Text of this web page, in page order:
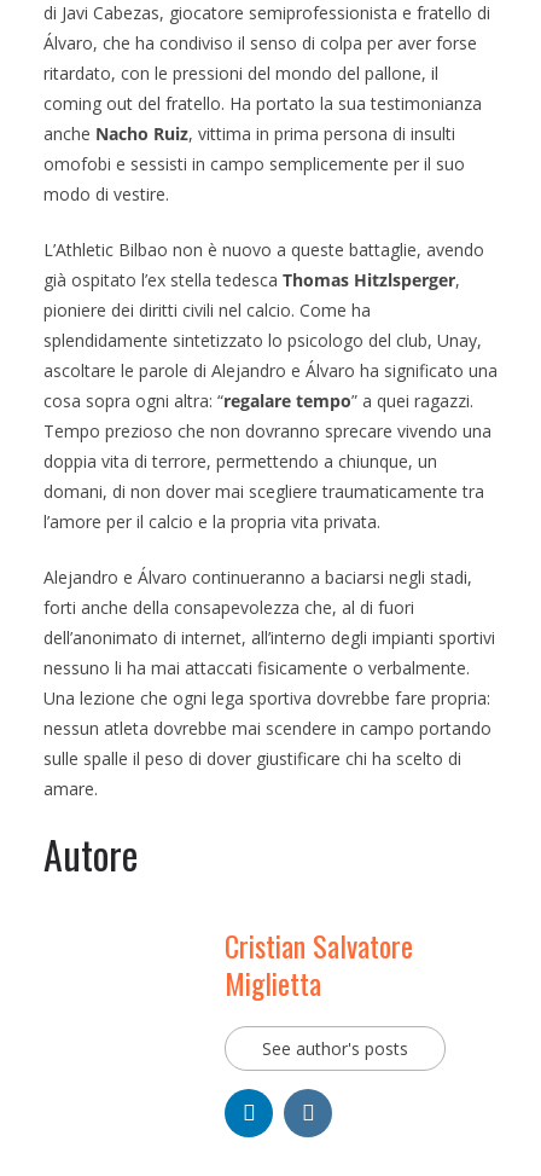
di Javi Cabezas, giocatore semiprofessionista e fratello di
Álvaro, che ha condiviso il senso di colpa per aver forse
ritardato, con le pressioni del mondo del pallone, il
coming out del fratello. Ha portato la sua testimonianza
anche Nacho Ruiz, vittima in prima persona di insulti
omofobi e sessisti in campo semplicemente per il suo
modo di vestire.
L’Athletic Bilbao non è nuovo a queste battaglie, avendo
già ospitato l’ex stella tedesca Thomas Hitzlsperger,
pioniere dei diritti civili nel calcio. Come ha
splendidamente sintetizzato lo psicologo del club, Unay,
ascoltare le parole di Alejandro e Álvaro ha significato una
cosa sopra ogni altra: “regalare tempo” a quei ragazzi.
Tempo prezioso che non dovranno sprecare vivendo una
doppia vita di terrore, permettendo a chiunque, un
domani, di non dover mai scegliere traumaticamente tra
l’amore per il calcio e la propria vita privata.
Alejandro e Álvaro continueranno a baciarsi negli stadi,
forti anche della consapevolezza che, al di fuori
dell’anonimato di internet, all’interno degli impianti sportivi
nessuno li ha mai attaccati fisicamente o verbalmente.
Una lezione che ogni lega sportiva dovrebbe fare propria:
nessun atleta dovrebbe mai scendere in campo portando
sulle spalle il peso di dover giustificare chi ha scelto di
amare.
Autore
Cristian Salvatore
Miglietta
See author's posts